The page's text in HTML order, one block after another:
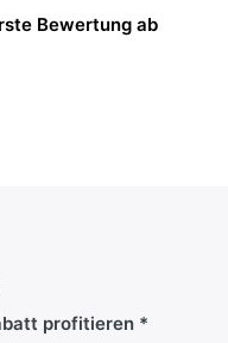
Bewertung ab
profitieren